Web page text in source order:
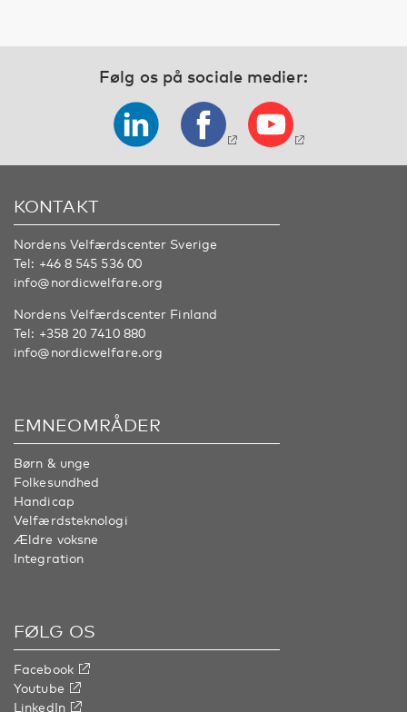
Følg os på sociale medier:
KONTAKT
Nordens Velfærdscenter Sverige
Tel: +46 8 545 536 00
info@nordicwelfare.org
Nordens Velfærdscenter Finland
Tel: +358 20 7410 880
info@nordicwelfare.org
EMNEOMRÅDER
Børn & unge
Folkesundhed
Handicap
Velfærdsteknologi
Ældre voksne
Integration
FØLG OS
Facebook
Youtube
LinkedIn